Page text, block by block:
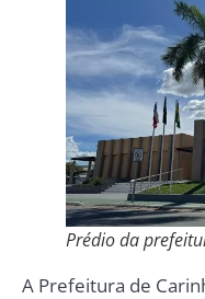
Prédio da
A Prefeitura de